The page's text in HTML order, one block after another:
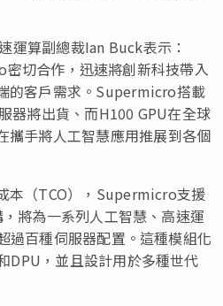
運算副總裁Ian Buck表示：
密切合作，迅速將創新科技帶入
的客戶需求。Supermicro搭載
器將出貨、而H100 GPU在全球
攜手將人工智慧應用推展到各個
本（TCO），Supermicro支援
將為一系列人工智慧、高速運
過百種伺服器配置。這種模組化
DPU，並且設計用於多種世代